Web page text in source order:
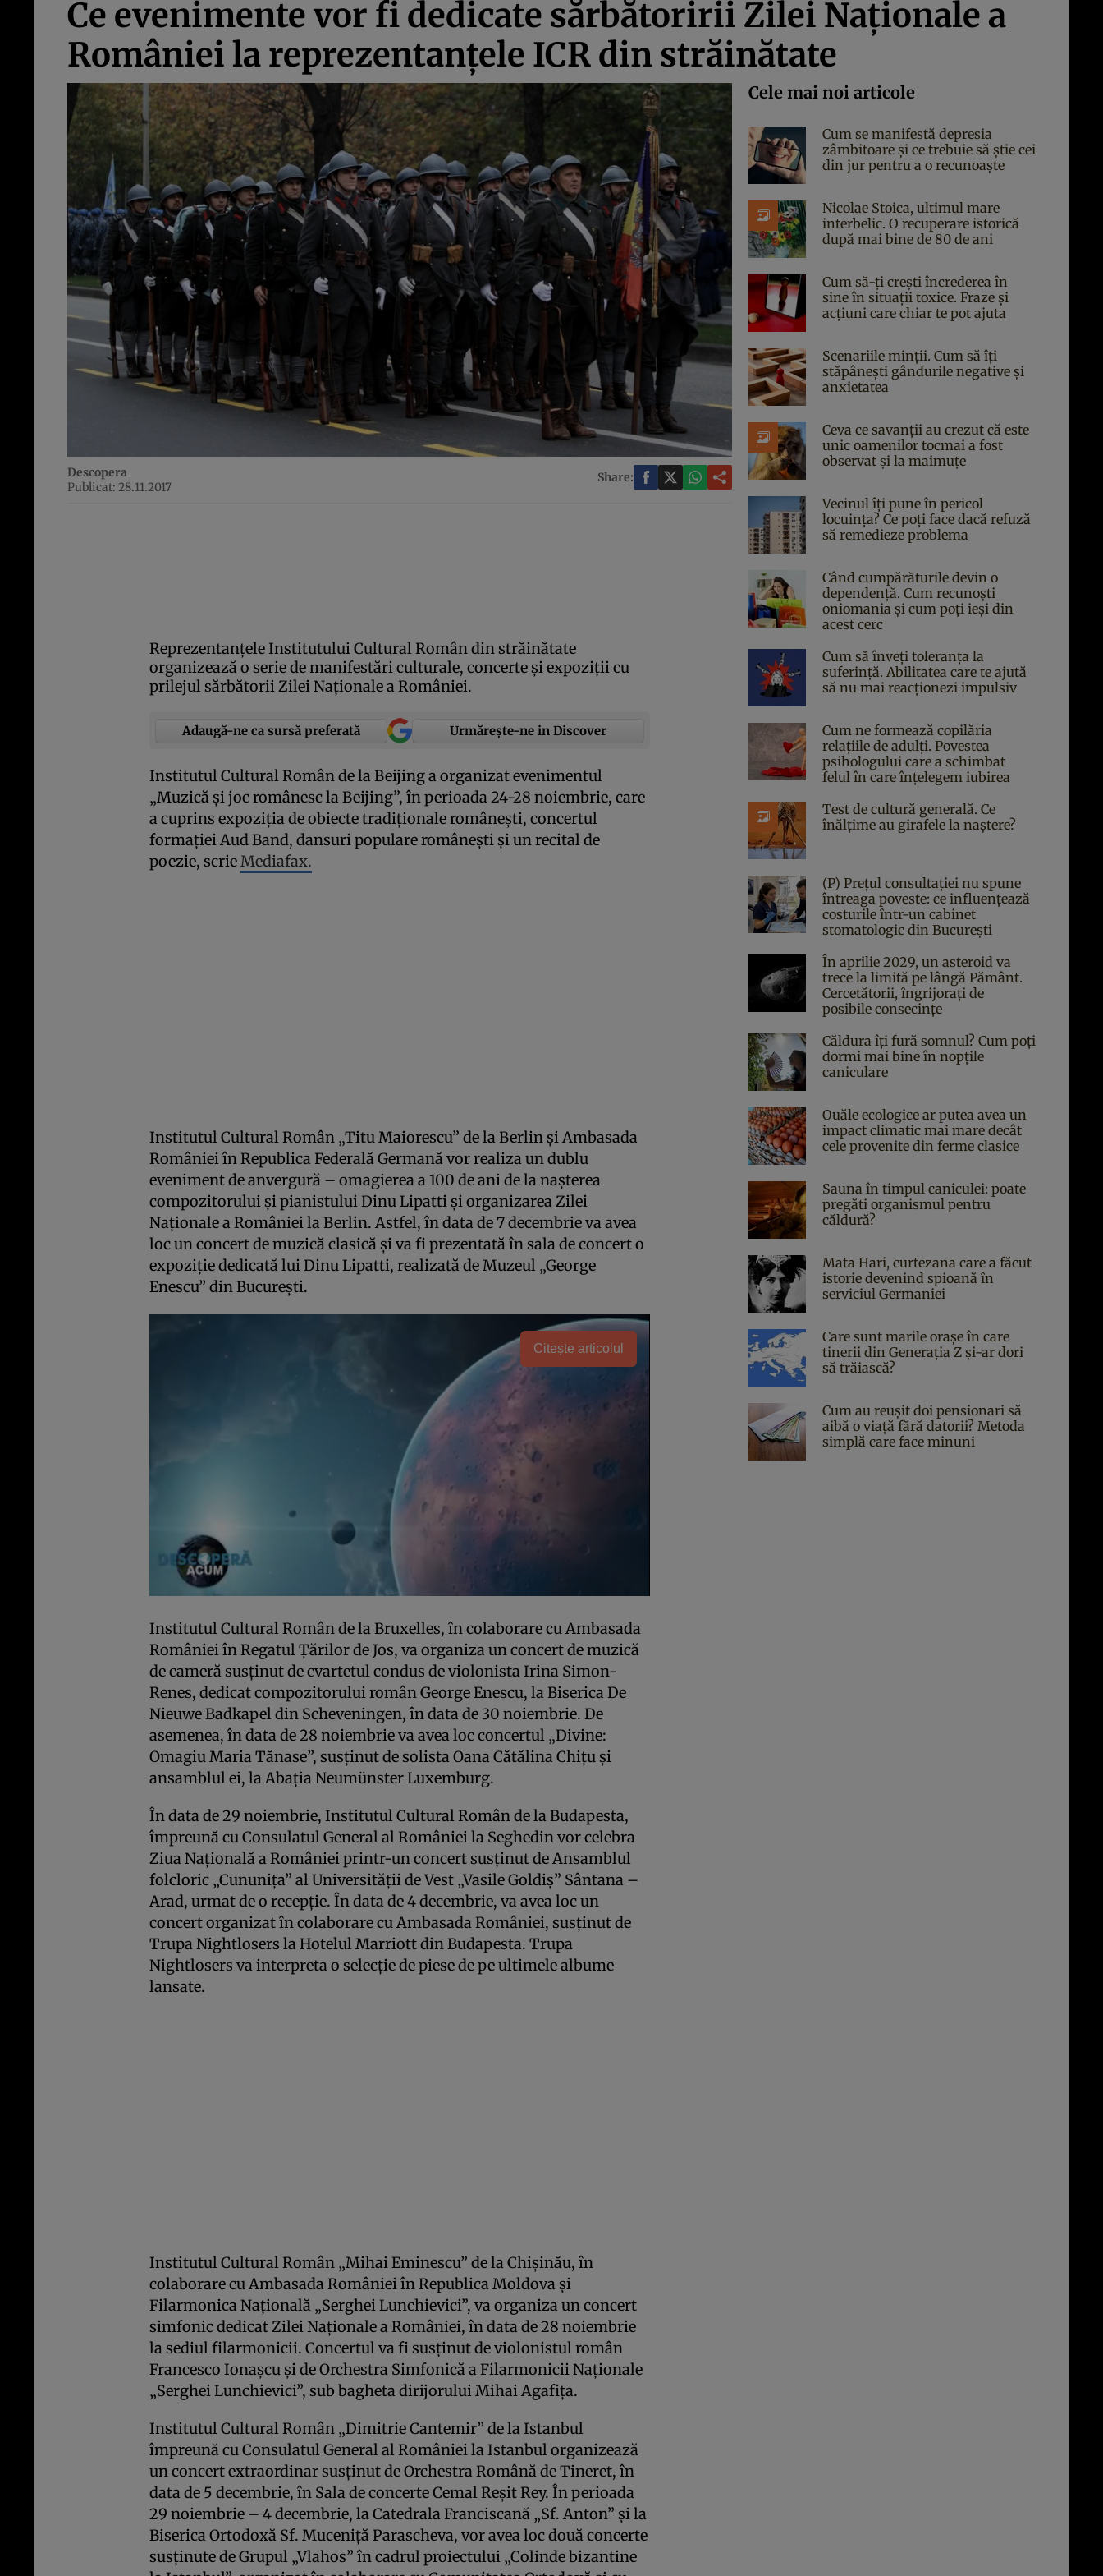
Ce evenimente vor fi dedicate sărbătoririi Zilei Naţionale a
României la reprezentanţele ICR din străinătate
Descopera
Publicat: 28.11.2017
Share:
Reprezentanţele Institutului Cultural Român din străinătate
organizează o serie de manifestări culturale, concerte şi expoziţii cu
prilejul sărbătorii Zilei Naţionale a României.
Adaugă-ne ca sursă preferată Urmărește-ne in Discover
Institutul Cultural Român de la Beijing a organizat evenimentul
„Muzică şi joc românesc la Beijing”, în perioada 24-28 noiembrie, care
a cuprins expoziţia de obiecte tradiţionale româneşti, concertul
formaţiei Aud Band, dansuri populare româneşti şi un recital de
poezie, scrieMediafax.
Institutul Cultural Român „Titu Maiorescu” de la Berlin şi Ambasada
României în Republica Federală Germană vor realiza un dublu
eveniment de anvergură – omagierea a 100 de ani de la naşterea
compozitorului şi pianistului Dinu Lipatti şi organizarea Zilei
Naţionale a României la Berlin. Astfel, în data de 7 decembrie va avea
loc un concert de muzică clasică şi va fi prezentată în sala de concert o
expoziţie dedicată lui Dinu Lipatti, realizată de Muzeul „George
Enescu” din Bucureşti.
Citește articolul
Institutul Cultural Român de la Bruxelles, în colaborare cu Ambasada
României în Regatul Ţărilor de Jos, va organiza un concert de muzică
de cameră susţinut de cvartetul condus de violonista Irina Simon-
Renes, dedicat compozitorului român George Enescu, la Biserica De
Nieuwe Badkapel din Scheveningen, în data de 30 noiembrie. De
asemenea, în data de 28 noiembrie va avea loc concertul „Divine:
Omagiu Maria Tănase”, susţinut de solista Oana Cătălina Chiţu şi
ansamblul ei, la Abaţia Neumünster Luxemburg.
În data de 29 noiembrie, Institutul Cultural Român de la Budapesta,
împreună cu Consulatul General al României la Seghedin vor celebra
Ziua Naţională a României printr-un concert susţinut de Ansamblul
folcloric „Cununiţa” al Universităţii de Vest „Vasile Goldiş” Sântana –
Arad, urmat de o recepţie. În data de 4 decembrie, va avea loc un
concert organizat în colaborare cu Ambasada României, susţinut de
Trupa Nightlosers la Hotelul Marriott din Budapesta. Trupa
Nightlosers va interpreta o selecţie de piese de pe ultimele albume
lansate.
Institutul Cultural Român „Mihai Eminescu” de la Chişinău, în
colaborare cu Ambasada României în Republica Moldova şi
Filarmonica Naţională „Serghei Lunchievici”, va organiza un concert
simfonic dedicat Zilei Naţionale a României, în data de 28 noiembrie
la sediul filarmonicii. Concertul va fi susţinut de violonistul român
Francesco Ionaşcu şi de Orchestra Simfonică a Filarmonicii Naţionale
„Serghei Lunchievici”, sub bagheta dirijorului Mihai Agafiţa.
Institutul Cultural Român „Dimitrie Cantemir” de la Istanbul
împreună cu Consulatul General al României la Istanbul organizează
un concert extraordinar susţinut de Orchestra Română de Tineret, în
data de 5 decembrie, în Sala de concerte Cemal Reşit Rey. În perioada
29 noiembrie – 4 decembrie, la Catedrala Franciscană „Sf. Anton” şi la
Biserica Ortodoxă Sf. Muceniţă Parascheva, vor avea loc două concerte
susţinute de Grupul „Vlahos” în cadrul proiectului „Colinde bizantine
Cele mai noi articole
Cum se manifestă depresia
zâmbitoare și ce trebuie să știe cei
din jur pentru a o recunoaște
Nicolae Stoica, ultimul mare
interbelic. O recuperare istorică
după mai bine de 80 de ani
Cum să-ți crești încrederea în
sine în situații toxice. Fraze și
acțiuni care chiar te pot ajuta
Scenariile minții. Cum să îți
stăpânești gândurile negative și
anxietatea
Ceva ce savanții au crezut că este
unic oamenilor tocmai a fost
observat și la maimuțe
Vecinul îți pune în pericol
locuința? Ce poți face dacă refuză
să remedieze problema
Când cumpărăturile devin o
dependență. Cum recunoști
oniomania și cum poți ieși din
acest cerc
Cum să înveți toleranța la
suferință. Abilitatea care te ajută
să nu mai reacționezi impulsiv
Cum ne formează copilăria
relațiile de adulți. Povestea
psihologului care a schimbat
felul în care înțelegem iubirea
Test de cultură generală. Ce
înălțime au girafele la naștere?
(P) Prețul consultației nu spune
întreaga poveste: ce influențează
costurile într-un cabinet
stomatologic din București
În aprilie 2029, un asteroid va
trece la limită pe lângă Pământ.
Cercetătorii, îngrijorați de
posibile consecințe
Căldura îți fură somnul? Cum poți
dormi mai bine în nopțile
caniculare
Ouăle ecologice ar putea avea un
impact climatic mai mare decât
cele provenite din ferme clasice
Sauna în timpul caniculei: poate
pregăti organismul pentru
căldură?
Mata Hari, curtezana care a făcut
istorie devenind spioană în
serviciul Germaniei
Care sunt marile orașe în care
tinerii din Generația Z și-ar dori
să trăiască?
Cum au reușit doi pensionari să
aibă o viață fără datorii? Metoda
simplă care face minuni